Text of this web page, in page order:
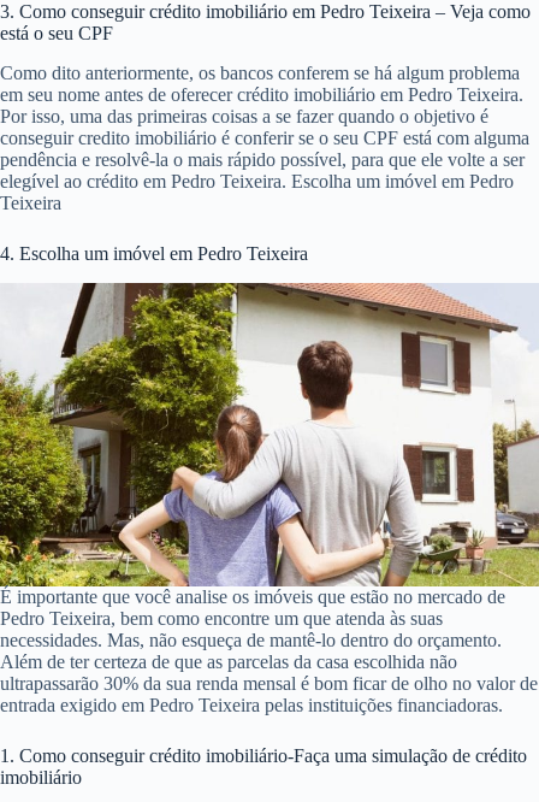
3. Como conseguir crédito imobiliário em Pedro Teixeira – Veja como
está o seu CPF
Como dito anteriormente, os bancos conferem se há algum problema
em seu nome antes de oferecer crédito imobiliário em Pedro Teixeira.
Por isso, uma das primeiras coisas a se fazer quando o objetivo é
conseguir credito imobiliário é conferir se o seu CPF está com alguma
pendência e resolvê-la o mais rápido possível, para que ele volte a ser
elegível ao crédito em Pedro Teixeira. Escolha um imóvel em Pedro
Teixeira
4. Escolha um imóvel em Pedro Teixeira
É importante que você analise os imóveis que estão no mercado de
Pedro Teixeira, bem como encontre um que atenda às suas
necessidades. Mas, não esqueça de mantê-lo dentro do orçamento.
Além de ter certeza de que as parcelas da casa escolhida não
ultrapassarão 30% da sua renda mensal é bom ficar de olho no valor de
entrada exigido em Pedro Teixeira pelas instituições financiadoras.
1. Como conseguir crédito imobiliário-Faça uma simulação de crédito
imobiliário